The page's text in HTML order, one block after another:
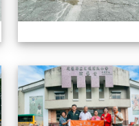
1141208拜會光復國小